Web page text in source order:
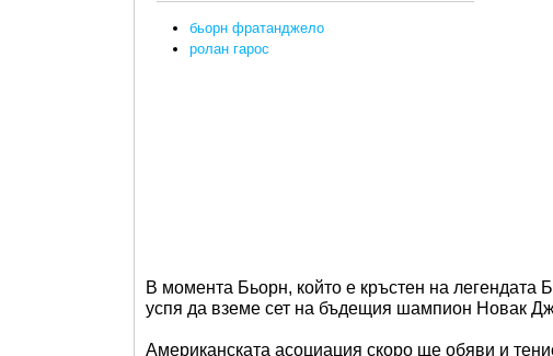
бьорн фратанджело
ролан гарос
В момента Бьорн, който е кръстен на легендата
успя да вземе сет на бъдещия шампион Новак
Американската асоциация скоро ще обяви и